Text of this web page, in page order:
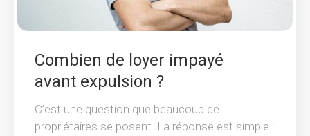
Combien de loyer impayé
avant expulsion ?
C’est une question que beaucoup de
propriétaires se posent. La réponse est simple :